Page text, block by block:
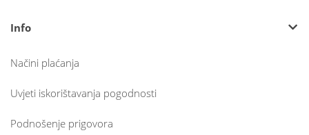
Info
Načini plaćanja
Uvjeti iskorištavanja pogodnosti
Podnošenje prigovora